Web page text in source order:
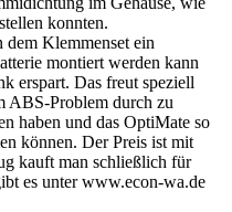
konnten.
Klemmenset ein
montiert werden kann
erspart. Das freut speziell
ABS-Problem durch zu
haben und das OptiMate so
können. Der Preis ist mit
kauft man schließlich für
es unter www.econ-wa.de